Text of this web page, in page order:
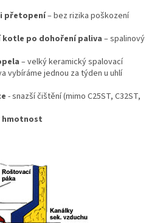
přetopení– bez rizika poškození
po dohoření paliva – spalinový
– velký keramický spalovací
vybíráme jednou za týden u uhlí
- snazší čištění (mimo C25ST, C32ST,
hmotnost